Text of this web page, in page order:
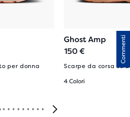
per donna
Ghost Amp
150 €
Scarpe da corsa su
4 Colori
Commenti